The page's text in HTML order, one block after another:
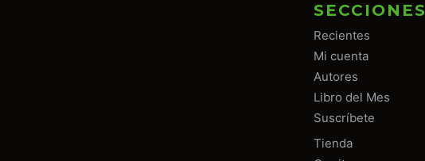
SECCIONES
Recientes
Mi cuenta
Autores
Libro del Mes
Suscríbete
Tienda